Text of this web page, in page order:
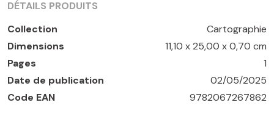
DÉTAILS PRODUITS
Collection
Cartographie
Dimensions
11,10 x 25,00 x 0,70 cm
Pages
1
Date de publication
02/05/2025
Code EAN
9782067267862